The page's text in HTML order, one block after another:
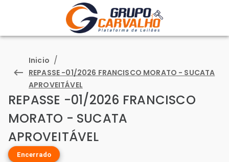
Inicio /
REPASSE -01/2026 FRANCISCO MORATO - SUCATA
APROVEITÁVEL
REPASSE -01/2026 FRANCISCO
MORATO - SUCATA
APROVEITÁVEL
Encerrado